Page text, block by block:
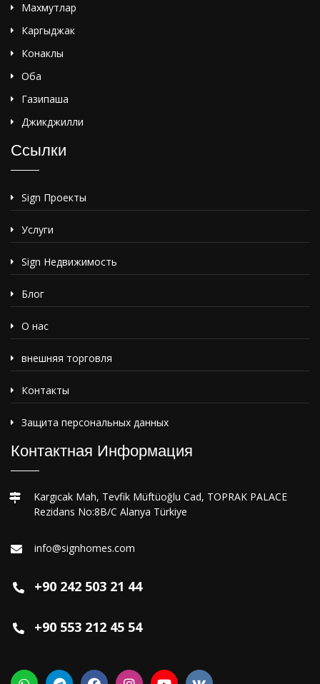
Махмутлар
Каргыджак
Конаклы
Оба
Газипаша
Джикджилли
Ссылки
Sign Проекты
Услуги
Sign Недвижимость
Блог
О нас
внешняя торговля
Контакты
Защита персональных данных
Контактная Информация
Kargıcak Mah, Tevfik Müftüoğlu Cad, TOPRAK PALACE
Rezidans No:8B/C Alanya Türkiye
info@signhomes.com
+90 242 503 21 44
+90 553 212 45 54